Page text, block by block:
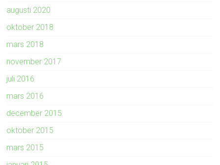
augusti 2020
oktober 2018
mars 2018
november 2017
juli 2016
mars 2016
december 2015
oktober 2015
mars 2015